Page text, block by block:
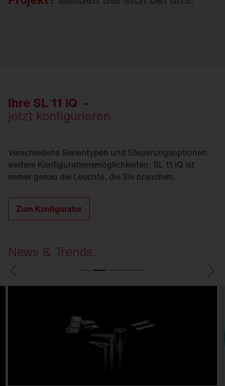
Ihre SL 11 iQ -
jetzt konfigurieren.
Verschiedene Serientypen und Steuerungsoptionen,
weitere Konfigurationsmöglichkeiten: SL 11 iQ ist
immer genau die Leuchte, die Sie brauchen.
Zum Konfigurator
News & Trends.